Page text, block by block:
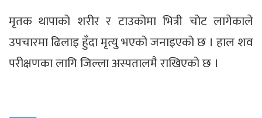
मृतक थापाको शरीर र टाउकोमा भित्री चोट लागेकाले
उपचारमा ढिलाइ हुँदा मृत्यु भएको जनाइएको छ । हाल शव
परीक्षणका लागि जिल्ला अस्पतालमै राखिएको छ ।